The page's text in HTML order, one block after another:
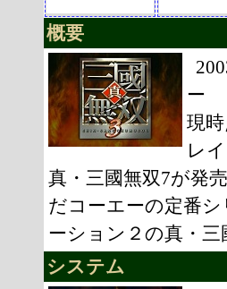
概要
ー
現
レ
真・三國無双7が発
だコーエーの定番
ーション２の真・三
システム